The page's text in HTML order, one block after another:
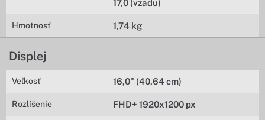
17,0 (vzadu)
Hmotnosť 1,74 kg
Displej
Veľkosť 16,0" (40,64 cm)
Rozlíšenie FHD+ 1920x1200 px